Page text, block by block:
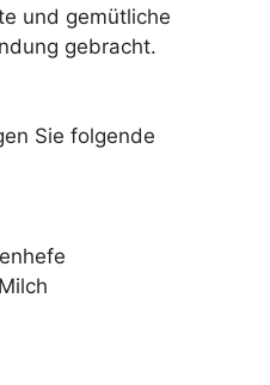
und gemütliche
gebracht.
Sie folgende